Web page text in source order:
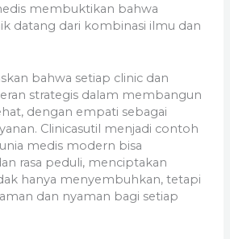
membuktikan bahwa
datang dari kombinasi ilmu dan
bahwa setiap clinic dan
strategis dalam membangun
dengan empati sebagai
Clinicasutil menjadi contoh
medis modern bisa
rasa peduli, menciptakan
hanya menyembuhkan, tetapi
dan nyaman bagi setiap